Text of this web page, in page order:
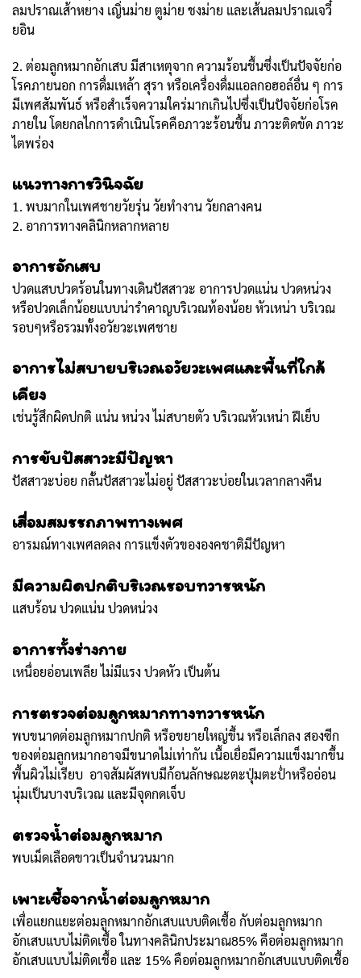
ลมปราณเส้าหยาง เญิ่นม่าย ตูม่าย ชงม่าย และเส้นลมปราณเจวี๋
ยอิน
2. ต่อมลูกหมากอักเสบ มีสาเหตุจาก ความร้อนชื้นซึ่งเป็นปัจจัยก่อ
โรคภายนอก การดื่มเหล้า สุรา หรือเครื่องดื่มแอลกอฮอล์อื่น ๆ การ
มีเพศสัมพันธ์ หรือสำเร็จความใคร่มากเกินไปซึ่งเป็นปัจจัยก่อโรค
ภายใน โดยกลไกการดำเนินโรคคือภาวะร้อนชื้น ภาวะติดขัด ภาวะ
ไตพร่อง
แนวทางการวินิจฉัย
1. พบมากในเพศชายวัยรุ่น วัยทำงาน วัยกลางคน
2. อาการทางคลินิกหลากหลาย
อาการอักเสบ
ปวดแสบปวดร้อนในทางเดินปัสสาวะ อาการปวดแน่น ปวดหน่วง
หรือปวดเล็กน้อยแบบน่ารำคาญบริเวณท้องน้อย หัวเหน่า บริเวณ
รอบๆหรือรวมทั้งอวัยวะเพศชาย
อาการไม่สบายบริเวณอวัยวะเพศและพื้นที่ใกล้
เคียง
เช่นรู้สึกผิดปกติ แน่น หน่วง ไม่สบายตัว บริเวณหัวเหน่า ฝีเย็บ
การขับปัสสาวะมีปัญหา
ปัสสาวะบ่อย กลั้นปัสสาวะไม่อยู่ ปัสสาวะบ่อยในเวลากลางคืน
เสื่อมสมรรถภาพทางเพศ
อารมณ์ทางเพศลดลง การแข็งตัวขององคชาติมีปัญหา
มีความผิดปกติบริเวณรอบทวารหนัก
แสบร้อน ปวดแน่น ปวดหน่วง
อาการทั้งร่างกาย
เหนื่อยอ่อนเพลีย ไม่มีแรง ปวดหัว เป็นต้น
การตรวจต่อมลูกหมากทางทวารหนัก
พบขนาดต่อมลูกหมากปกติ หรือขยายใหญ่ขึ้น หรือเล็กลง สองซีก
ของต่อมลูกหมากอาจมีขนาดไม่เท่ากัน เนื้อเยื่อมีความแข็งมากขึ้น
พื้นผิวไม่เรียบ อาจสัมผัสพบมีก้อนลักษณะตะปุ่มตะป่ำหรืออ่อน
นุ่มเป็นบางบริเวณ และมีจุดกดเจ็บ
ตรวจน้ำต่อมลูกหมาก
พบเม็ดเลือดขาวเป็นจำนวนมาก
เพาะเชื้อจากน้ำต่อมลูกหมาก
เพื่อแยกแยะต่อมลูกหมากอักเสบแบบติดเชื้อ กับต่อมลูกหมาก
อักเสบแบบไม่ติดเชื้อ ในทางคลินิกประมาณ85% คือต่อมลูกหมาก
อักเสบแบบไม่ติดเชื้อ และ 15% คือต่อมลูกหมากอักเสบแบบติดเชื้อ